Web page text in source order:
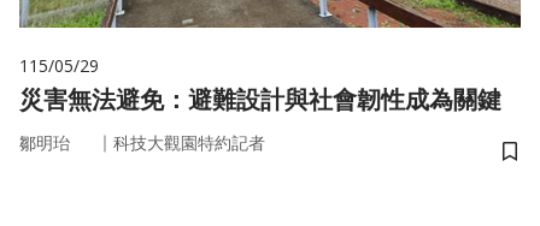
115/05/29
災害無法避免：避難設計與社會韌性成為關鍵
鄒明珆 ｜ 科技大觀園特約記者
儲